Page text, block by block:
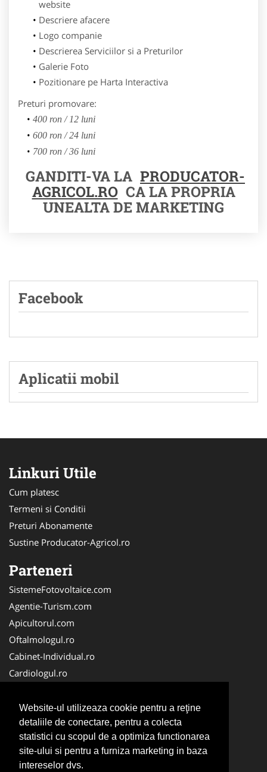
Website-ul utilizeaza cookie pentru a reţine
detaliile de conectare, pentru a colecta
statistici cu scopul de a optimiza functionarea
site-ului si pentru a furniza marketing in baza
intereselor dvs.
website
Descriere afacere
Logo companie
Descrierea Serviciilor si a Preturilor
Galerie Foto
Pozitionare pe Harta Interactiva
Preturi promovare:
400 ron / 12 luni
600 ron / 24 luni
700 ron / 36 luni
GANDITI-VA LA PRODUCATOR-
AGRICOL.RO CA LA PROPRIA
UNEALTA DE MARKETING
Facebook
Aplicatii mobil
Linkuri Utile
Cum platesc
Termeni si Conditii
Preturi Abonamente
Sustine Producator-Agricol.ro
Parteneri
SistemeFotovoltaice.com
Agentie-Turism.com
Apicultorul.com
Oftalmologul.ro
Cabinet-Individual.ro
Cardiologul.ro
CramaVinuri.ro
Centru-Copiere.ro
CentruInchirieri.ro
Medic-Bun.com